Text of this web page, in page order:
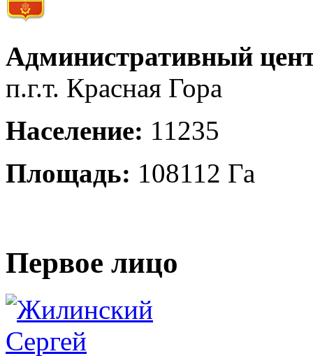
Административный
п.г.т. Красная Гора
Население: 11235
Площадь: 108112 Га
Первое лицо